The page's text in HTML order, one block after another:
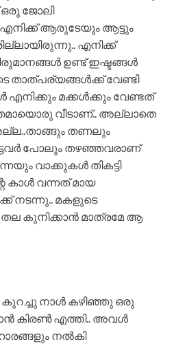
ഒരു ജോലി
എനിക്ക് ആരുടേയും ആട്ടും
എനിക്ക്
ഉണ്ട് ഇഷ്ടങ്ങൾ
താത്പര്യങ്ങൾക്ക് വേണ്ടി
എനിക്കും മക്കൾക്കും വേണ്ടത്
വീടാണ്.. അല്ലാതെ
തണലും
പോലും തഴഞ്ഞവരാണ്
വാക്കുകൾ തികട്ടി
കാൾ വന്നത് മായ
നടന്നു.. മകളുടെ
കുനിക്കാൻ മാത്രമേ ആ
കുറച്ചു നാൾ കഴിഞ്ഞു ഒരു
കിരൺ എത്തി.. അവൾ
നൽകി